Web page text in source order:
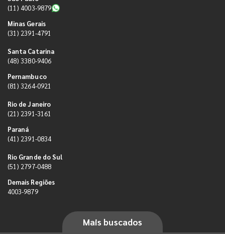
(11) 4003-9879
Minas Gerais
(31) 2391-4791
Santa Catarina
(48) 3380-9406
Pernambuco
(81) 3264-0921
Rio de Janeiro
(21) 2391-3161
Paraná
(41) 2391-0834
Rio Grande do Sul
(51) 2797-0488
Demais Regiões
4003-9879
Mais buscados